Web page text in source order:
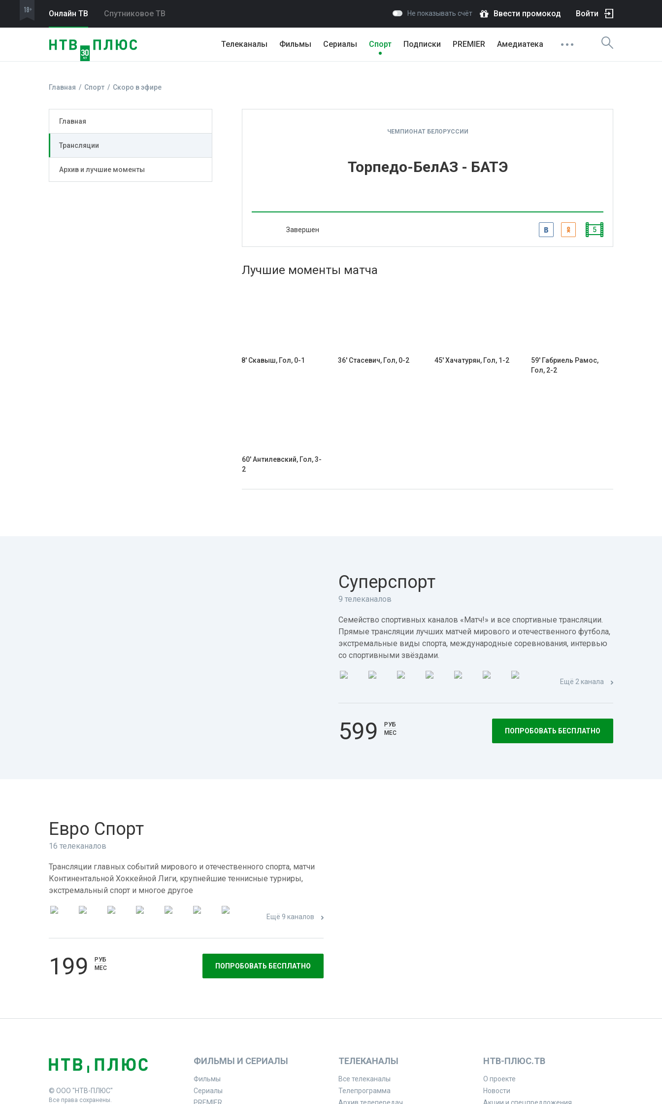
Онлайн ТВ Спутниковое ТВ Не показывать счёт Ввести промокод Войти
Телеканалы Фильмы Сериалы Спорт Подписки PREMIER Амедиатека
Главная Спорт Скоро в эфире
Главная
Трансляции
Архив и лучшие моменты
ЧЕМПИОНАТ БЕЛОРУССИИ
Торпедо-БелАЗ - БАТЭ
Завершен 5
Лучшие моменты матча
8' Скавыш, Гол, 0-1 36' Стасевич, Гол, 0-2 45' Хачатурян, Гол, 1-2
59' Габриель Рамос,
Гол, 2-2
60' Антилевский, Гол, 3-
2
Суперспорт
9 телеканалов
Семейство спортивных каналов «Матч!» и все спортивные трансляции.
Прямые трансляции лучших матчей мирового и отечественного футбола,
экстремальные виды спорта, международные соревнования, интервью
со спортивными звёздами.
Ещё 2 канала
599
РУБ
МЕС
ПОПРОБОВАТЬ БЕСПЛАТНО
Евро Спорт
16 телеканалов
Трансляции главных событий мирового и отечественного спорта, матчи
Континентальной Хоккейной Лиги, крупнейшие теннисные турниры,
экстремальный спорт и многое другое
Ещё 9 каналов
199
РУБ
МЕС
ПОПРОБОВАТЬ БЕСПЛАТНО
© ООО "НТВ-ПЛЮС"
Все права сохранены.
ФИЛЬМЫ И СЕРИАЛЫ
Фильмы
Сериалы
ТЕЛЕКАНАЛЫ
Все телеканалы
Телепрограмма
НТВ-ПЛЮС.ТВ
О проекте
Новости